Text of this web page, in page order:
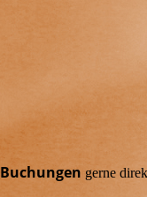
GrotteOchtrup2
Buchungen gerne